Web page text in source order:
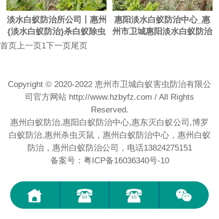
淡水白蚁防治所公司丨惠州
{淡水白蚁防治}杀白蚁除虫
服务中心
惠阳淡水白蚁防治中心_惠
州市卫城惠阳淡水白蚁防治
首页上一页 1下一页 尾页
Copyright © 2020-2022 恵州市卫城白蚁害虫防治有限公
司官方网站 http://www.hzbyfz.com / All Rights
Reserved.
惠州白蚁防治,惠阳白蚁防治中心,惠东灭白蚁公司,博罗
白蚁防治,惠州杀虫灭鼠，惠州白蚁防治中心，惠州白蚁
防治，惠州白蚁防治公司，电话13824275151
备案号：粤ICP备16036340号-10